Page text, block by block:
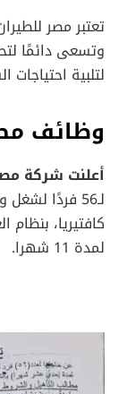
تعتبر مصر
وتسعى دائمًا
لتلبية احتياجات
وظائف
أعلنت شركة
لـ56 فردًا
كافتيريا،
لمدة 11 شهرا.